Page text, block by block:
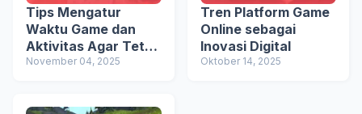
Tips Mengatur
Waktu Game dan
Aktivitas Agar Tetap
Produktif
November 04, 2025
Tren Platform Game
Online sebagai
Inovasi Digital
Oktober 14, 2025